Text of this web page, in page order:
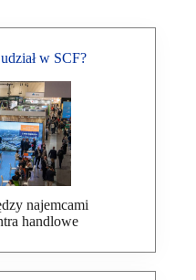
w SCF?
najemcami
handlowe